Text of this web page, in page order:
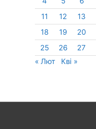
11
12 13
18
19 20
25
26 27
« Лют
Кві »